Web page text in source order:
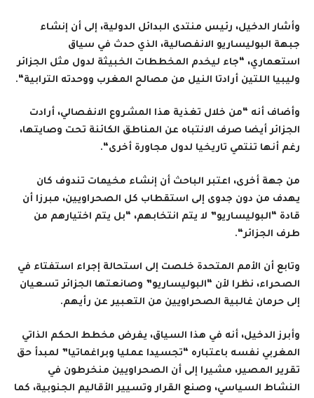
وأشار الدخيل، رئيس منتدى البدائل الدولية، إلى أن إنشاء
جبهة البوليساريو الانفصالية، الذي حدث في سياق
استعماري، “جاء ليخدم المخططات الخبيثة لدول مثل الجزائر
وليبيا اللتين أرادتا النيل من مصالح المغرب ووحدته الترابية“.
وأضاف أنه “من خلال تغذية هذا المشروع الانفصالي، أرادت
الجزائر أيضا صرف الانتباه عن المناطق الكائنة تحت وصايتها،
رغم أنها تنتمي تاريخيا لدول مجاورة أخرى“.
من جهة أخرى، اعتبر الباحث أن إنشاء مخيمات تندوف كان
يهدف من دون جدوى إلى استقطاب كل الصحراويين، مبرزا أن
قادة “البوليساريو” لا يتم انتخابهم، “بل يتم اختيارهم من
طرف الجزائر “.
وتابع أن الأمم المتحدة خلصت إلى استحالة إجراء استفتاء في
الصحراء، نظرا لأن “البوليساريو” وصانعتها الجزائر تسعيان
إلى حرمان غالبية الصحراويين من التعبير عن رأيهم.
وأبرز الدخيل، أنه في هذا السياق، يفرض مخطط الحكم الذاتي
المغربي نفسه باعتباره “تجسيدا عمليا وبراغماتيا” لمبدأ حق
تقرير المصير، مشيرا إلى أن الصحراويين منخرطون في
النشاط السياسي، وصنع القرار وتسيير الأقاليم الجنوبية، كما